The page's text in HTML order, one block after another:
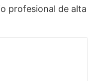
profesional de alta